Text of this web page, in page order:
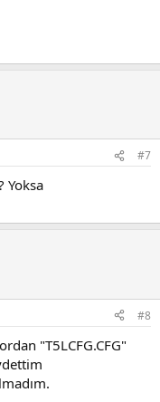
#7
Yoksa
#8
"T5LCFG.CFG"